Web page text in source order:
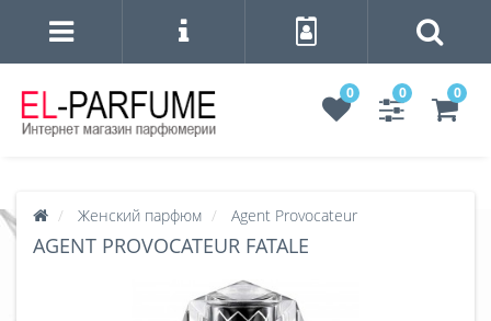
0 0 0
Женский парфюм Agent Provocateur
AGENT PROVOCATEUR FATALE